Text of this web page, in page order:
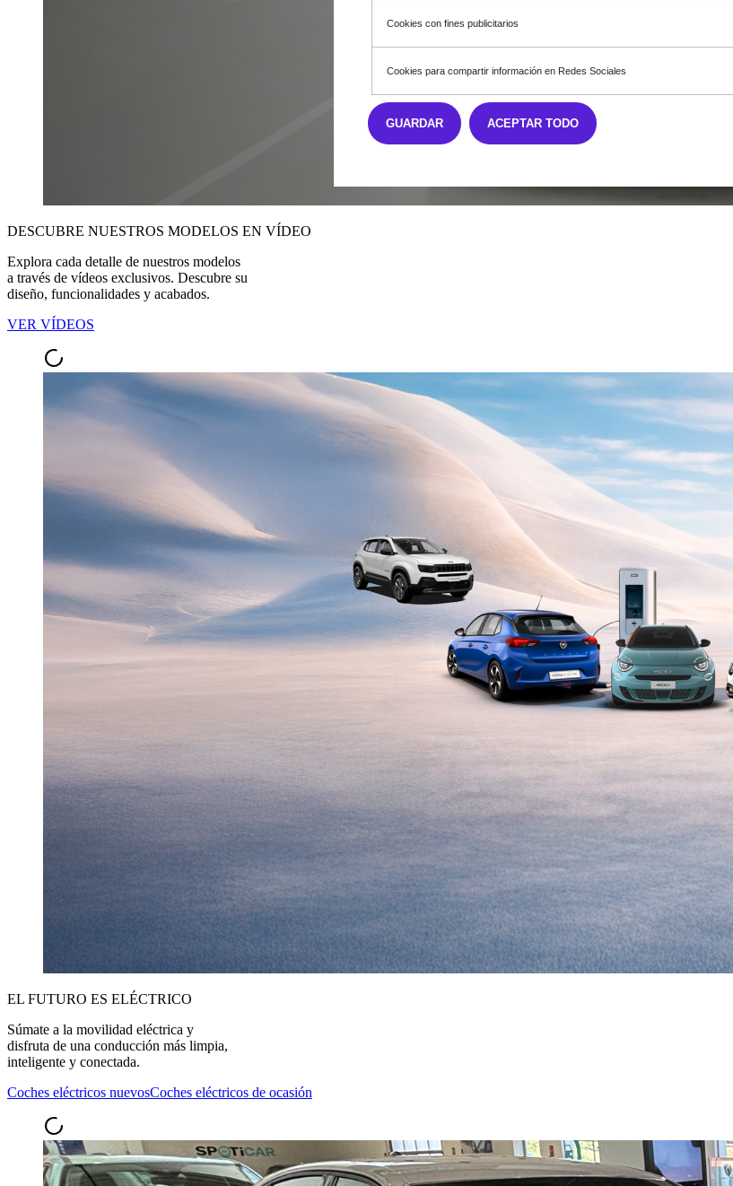
DESCUBRE NUESTROS MODELOS EN VÍDEO
Explora cada detalle de nuestros modelos
a través de vídeos exclusivos. Descubre su
diseño, funcionalidades y acabados.
VER VÍDEOS
EL FUTURO ES ELÉCTRICO
Súmate a la movilidad eléctrica y
disfruta de una conducción más limpia,
inteligente y conectada.
Coches eléctricos nuevosCoches eléctricos de ocasión
Cookies con fines publicitarios
Cookies para compartir información en Redes Sociales
ACEPTAR TODO
GUARDAR